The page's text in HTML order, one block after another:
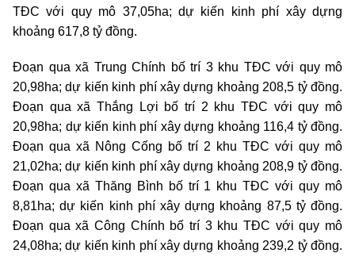
TĐC với quy mô 37,05ha; dự kiến kinh phí xây dựng
khoảng 617,8 tỷ đồng.
Đoạn qua xã Trung Chính bố trí 3 khu TĐC với quy mô
20,98ha; dự kiến kinh phí xây dựng khoảng 208,5 tỷ đồng.
Đoạn qua xã Thắng Lợi bố trí 2 khu TĐC với quy mô
20,98ha; dự kiến kinh phí xây dựng khoảng 116,4 tỷ đồng.
Đoạn qua xã Nông Cống bố trí 2 khu TĐC với quy mô
21,02ha; dự kiến kinh phí xây dựng khoảng 208,9 tỷ đồng.
Đoạn qua xã Thăng Bình bố trí 1 khu TĐC với quy mô
8,81ha; dự kiến kinh phí xây dựng khoảng 87,5 tỷ đồng.
Đoạn qua xã Công Chính bố trí 3 khu TĐC với quy mô
24,08ha; dự kiến kinh phí xây dựng khoảng 239,2 tỷ đồng.